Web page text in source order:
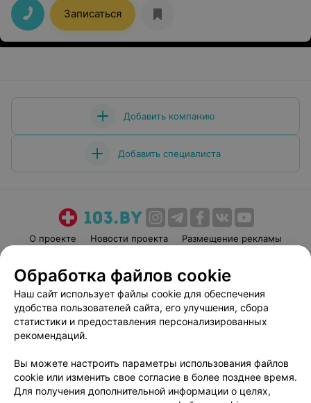
Записаться
Добавить компанию
Добавить специалиста
О проекте Новости проекта
Размещение рекламы
Пользовательское соглашение
Способы оплаты
Вакансии
Партнеры
Написать руководителю 103.by
Обработка персональных данных
Обработка файлов cookie
Наш сайт использует файлы cookie для обеспечения
удобства пользователей сайта, его улучшения, сбора
статистики и предоставления персонализированных
рекомендаций.
Вы можете настроить параметры использования файлов
cookie или изменить свое согласие в более позднее время.
Для получения дополнительной информации о целях,